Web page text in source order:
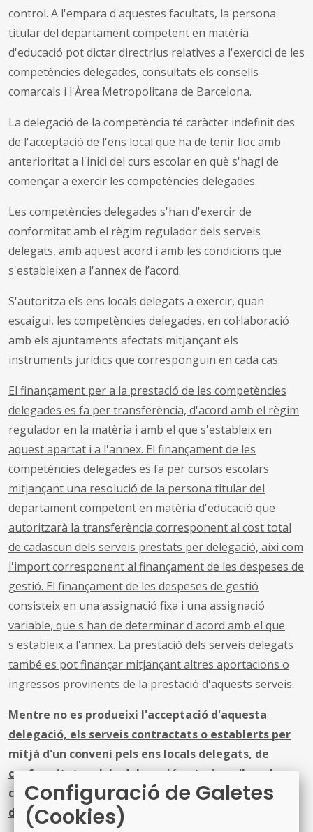
control. A l'empara d'aquestes facultats, la persona
titular del departament competent en matèria
d'educació pot dictar directrius relatives a l'exercici de les
competències delegades, consultats els consells
comarcals i l'Àrea Metropolitana de Barcelona.
La delegació de la competència té caràcter indefinit des
de l'acceptació de l'ens local que ha de tenir lloc amb
anterioritat a l'inici del curs escolar en què s'hagi de
començar a exercir les competències delegades.
Les competències delegades s'han d'exercir de
conformitat amb el règim regulador dels serveis
delegats, amb aquest acord i amb les condicions que
s'estableixen a l'annex de l’acord.
S'autoritza els ens locals delegats a exercir, quan
escaigui, les competències delegades, en col·laboració
amb els ajuntaments afectats mitjançant els
instruments jurídics que corresponguin en cada cas.
El finançament per a la prestació de les competències
delegades es fa per transferència, d'acord amb el règim
regulador en la matèria i amb el que s'estableix en
aquest apartat i a l'annex. El finançament de les
competències delegades es fa per cursos escolars
mitjançant una resolució de la persona titular del
departament competent en matèria d'educació que
autoritzarà la transferència corresponent al cost total
de cadascun dels serveis prestats per delegació, així com
l'import corresponent al finançament de les despeses de
gestió. El finançament de les despeses de gestió
consisteix en una assignació fixa i una assignació
variable, que s'han de determinar d'acord amb el que
s'estableix a l'annex. La prestació dels serveis delegats
també es pot finançar mitjançant altres aportacions o
ingressos provinents de la prestació d'aquests serveis.
Mentre no es produeixi l'acceptació d'aquesta
delegació, els serveis contractats o establerts per
mitjà d'un conveni pels ens locals delegats, de
conformitat amb la delegació anterior, s'han de
continuar prestant de conformitat amb el règim
determinat al punt 3 de l’acord.
Configuració de Galetes
(Cookies)